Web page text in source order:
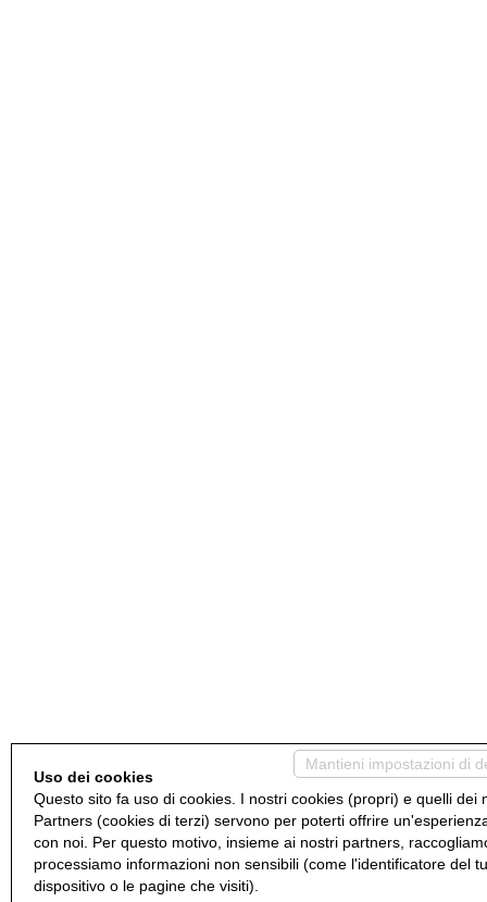
Mantieni impostazioni di
Uso dei cookies
Questo sito fa uso di cookies. I nostri cookies (propri) e quelli dei
Partners (cookies di terzi) servono per poterti offrire
con noi. Per questo motivo, insieme ai nostri partners,
processiamo informazioni non sensibili (come l'identificatore del
dispositivo o le pagine che visiti).